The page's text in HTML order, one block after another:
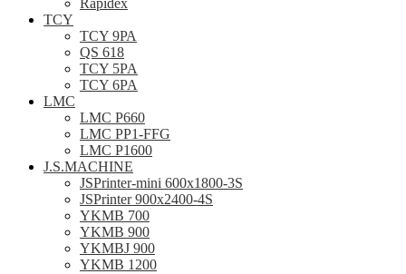
Rapidex
TCY
TCY 9РА
QS 618
TCY 5PA
TCY 6PA
LMC
LMC P660
LMC PP1-FFG
LMC P1600
J.S.MACHINE
JSPrinter-mini 600x1800-3S
JSPrinter 900x2400-4S
YKMB 700
YKMB 900
YKMBJ 900
YKMB 1200